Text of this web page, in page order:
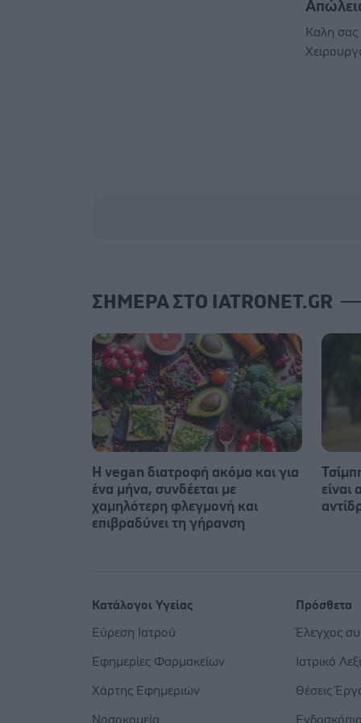
Καλη σας
ΣΗΜΕΡΑ ΣΤΟ IATRONET.GR
Η vegan διατροφή ακόμα και για
ένα μήνα, συνδέεται με
χαμηλότερη φλεγμονή και
επιβραδύνει τη γήρανση
είναι
Κατάλογοι Υγείας
Εύρεση Ιατρού
Εφημερίες Φαρμακείων
Χάρτης Εφημεριών
Νοσοκομεία
Πρόσθετα
Έλεγχος
Ιατρικό
Θέσεις
Ενδοσκόπιο